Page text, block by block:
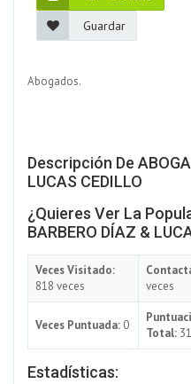
Guardar
Abogados.
Descripción De
LUCAS CEDILLO
¿Quieres Ver La
BARBERO DÍAZ &
Veces Visitado:
818 veces
veces
Veces Puntuada: 0
Total: 31
Estadísticas: